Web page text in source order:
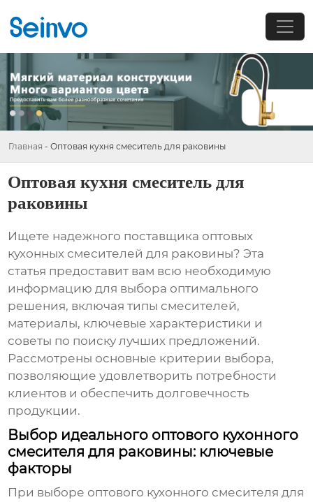
Главная - Оптовая кухня смеситель для раковины
Оптовая кухня смеситель для
раковины
Ищете надежного поставщика оптовых
кухонных смесителей для раковины? Эта
статья предоставит вам всю необходимую
информацию для выбора оптимального
решения, включая типы смесителей,
материалы, ключевые характеристики и
советы по поиску лучших предложений.
Рассмотрены основные критерии выбора,
позволяющие удовлетворить потребности
клиентов и обеспечить долговечность
продукции.
Выбор идеального оптового кухонного
смесителя для раковины: ключевые
факторы
При выборе оптового кухонного смесителя для